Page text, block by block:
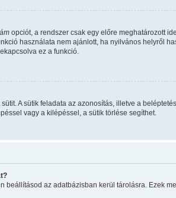
opciót, a rendszer csak egy előre meghatározott
használata nem ajánlott, ha nyilvános helyről
ez a funkció.
A sütik feladata az azonosítás, illetve a
vagy a kilépéssel, a sütik törlése segíthet.
beállításod az adatbázisban kerül tárolásra. Ezek